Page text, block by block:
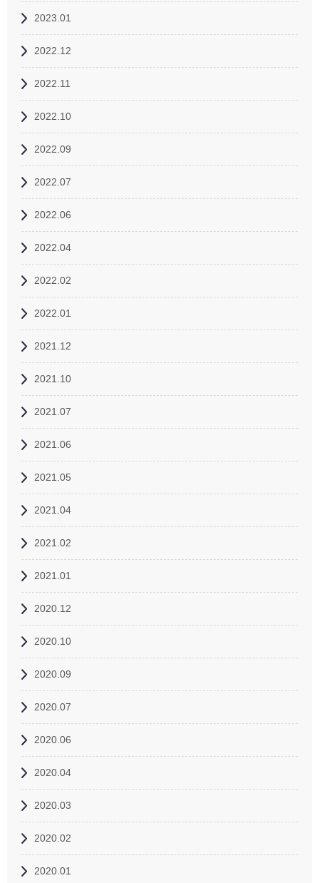
2023.01
2022.12
2022.11
2022.10
2022.09
2022.07
2022.06
2022.04
2022.02
2022.01
2021.12
2021.10
2021.07
2021.06
2021.05
2021.04
2021.02
2021.01
2020.12
2020.10
2020.09
2020.07
2020.06
2020.04
2020.03
2020.02
2020.01